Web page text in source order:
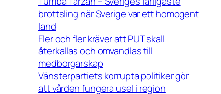
brottsling när Sverige var ett homogent
land
Fler och fler kräver att PUT skall
återkallas och omvandlas till
medborgarskap
Vänsterpartiets korrupta politiker gör
att vården fungera usel i region